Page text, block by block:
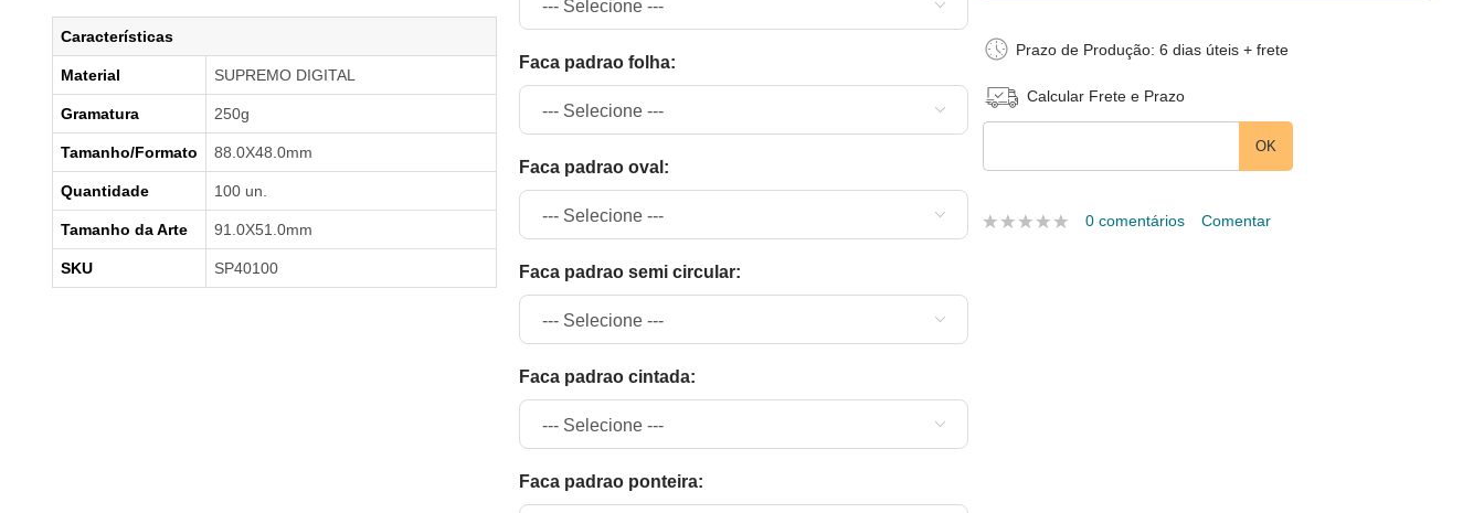
Características
Material SUPREMO DIGITAL
Gramatura 250g
Tamanho/Formato 88.0X48.0mm
Quantidade 100 un.
Tamanho da Arte 91.0X51.0mm
SKU SP40100
faca padrao folha:
faca padrao oval:
faca padrao semi circular:
faca padrao cintada:
faca padrao ponteira:
Prazo de Produção: 6 dias úteis + frete
Calcular Frete e Prazo
0 comentários Comentar